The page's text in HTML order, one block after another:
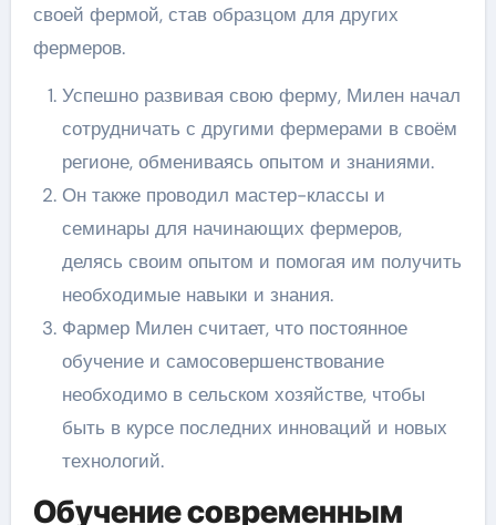
своей фермой, став образцом для других
фермеров.
Успешно развивая свою ферму, Милен начал
сотрудничать с другими фермерами в своём
регионе, обмениваясь опытом и знаниями.
Он также проводил мастер-классы и
семинары для начинающих фермеров,
делясь своим опытом и помогая им получить
необходимые навыки и знания.
Фармер Милен считает, что постоянное
обучение и самосовершенствование
необходимо в сельском хозяйстве, чтобы
быть в курсе последних инноваций и новых
технологий.
Обучение современным